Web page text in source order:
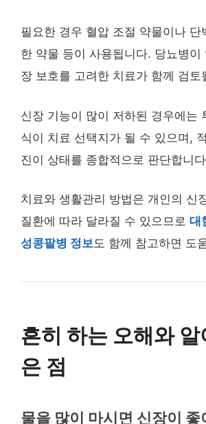
필요한 경우 혈압 조절 약물이나 단
한 약물 등이 사용됩니다. 당뇨병이
장 보호를 고려한 치료가 함께 검토
신장 기능이 많이 저하된 경우에는
식이 치료 선택지가 될 수 있으며,
진이 상태를 종합적으로 판단합니
치료와 생활관리 방법은 개인의 신
질환에 따라 달라질 수 있으므로 대
성콩팥병 정보도 함께 참고하면 도
흔히 하는 오해와
은 점
물을 많이 마시면 신장이 좋